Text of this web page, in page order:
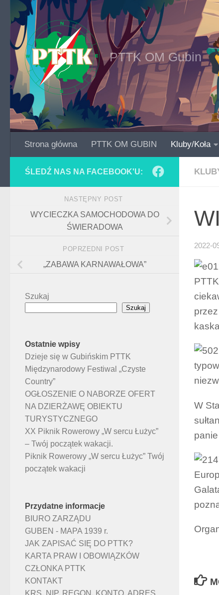
Skip to content
PTTK OM Gubin
Strona główna PTTK OM GUBIN Kluby/Koła
2022-
W
ŚLEDŹ NAS NA FACEBOOK'U:
NASTĘPNY POST
WYCIECZKA SAMOCHODOWA DO
ŚWIERADOWA
POPRZEDNI POST
„ZABAWA KARNAWAŁOWA”
Szukaj
Szukaj
Ostatnie wpisy
Dzieje się w Gubińskim PTTK
Międzynarodowy Festiwal „Czyste
Country”
OGŁOSZENIE O NABORZE OFERT
NA DZIERŻAWĘ OBIEKTU
TURYSTYCZNEGO
XX Piknik Rowerowy „W sercu Łużyc”
– Twój początek wakacji.
Piknik Rowerowy „W sercu Łużyc” Twój
początek wakacji
Przydatne informacje
BIURO ZARZĄDU
GUBEN - MAPA 1939 r.
JAK ZAPISAĆ SIĘ DO PTTK?
KARTA PRAW I OBOWIĄZKÓW
CZŁONKA PTTK
KONTAKT
KRS, NIP, REGON, KONTO, ADRES